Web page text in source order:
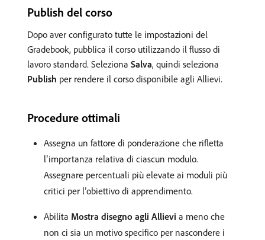
Publish del corso
Dopo aver configurato tutte le impostazioni del
Gradebook, pubblica il corso utilizzando il flusso di
lavoro standard. Seleziona Salva, quindi seleziona
Publish per rendere il corso disponibile agli Allievi.
Procedure ottimali
Assegna un fattore di ponderazione che rifletta
l’importanza relativa di ciascun modulo.
Assegnare percentuali più elevate ai moduli più
critici per l’obiettivo di apprendimento.
Abilita Mostra disegno agli Allievi a meno che
non ci sia un motivo specifico per nascondere i